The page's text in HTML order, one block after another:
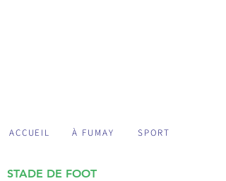
ACCUEIL À FUMAY SPORT
STADE DE FOOT